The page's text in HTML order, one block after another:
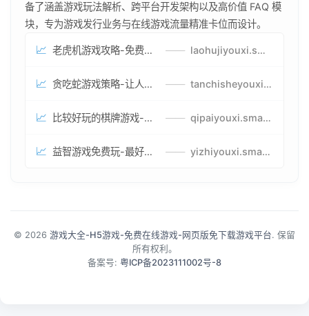
备了涵盖游戏玩法解析、跨平台开发架构以及高价值 FAQ 模
块，专为游戏发行业务与在线游戏流量精准卡位而设计。
📈 老虎机游戏攻略-免费试玩的老虎机游戏-老虎机游戏币兑换方式 —— laohujiyouxi.smartwatchmanufacturer.cn
📈 贪吃蛇游戏策略-让人头大的贪吃蛇游戏-贪吃蛇游戏攻略指南 —— tanchisheyouxicelv.smartwatchmanufacturer.cn
📈 比较好玩的棋牌游戏-高难度棋牌游戏-棋牌游戏到底怎么玩 —— qipaiyouxi.smartwatchmanufacturer.cn
📈 益智游戏免费玩-最好的益智游戏-有趣的益智游戏策略 —— yizhiyouxi.smartwatchmanufacturer.cn
© 2026 游戏大全-H5游戏-免费在线游戏-网页版免下载游戏平台. 保留
所有权利。
备案号: 粤ICP备2023111002号-8